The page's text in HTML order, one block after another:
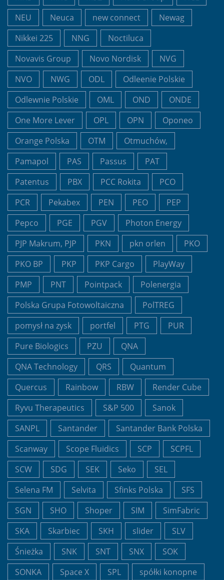
NEU
Neuca new connect
Newag
Nikkei 225
NNG
Noctiluca
Novavis Group
Novo Nordisk
NVG
NVO
NWG ODL
Odleenie Polskie
Odlewnie Polskie
OML OND
ONDE
One More Lever
OPL OPN
Oponeo
Orange Polska
OTM
Otmuchów,
Pamapol
PAS Passus
PAT
Patentus
PBX PCC Rokita
PCO
PCR
Pekabex PEN PEO
PEP
Pepco
PGE PGV
Photon Energy
PJP Makrum, PJP
PKN pkn orlen
PKO
PKO BP
PKP PKP Cargo
PlayWay
PMP
PNT Pointpack
Polenergia
Polska Grupa Fotowoltaiczna
PolTREG
pomysł na zysk
portfel PTG
PUR
Pure Biologics
PZU
QNA
QNA Technology
QRS
Quantum
Quercus
Rainbow RBW
Render Cube
Ryvu Therapeutics
S&P 500
Sanok
SANPL
Santander
Santander Bank Polska
Scanway
Scope Fluidics SCP
SCPFL
SCW
SDG SEK Seko
SEL
Selena FM
Selvita Sfinks Polska
SFS
SGN
SHO Shoper SIM
SimFabric
SKA
Skarbiec SKH slider
SLV
Śnieżka
SNK SNT SNX
SOK
SONKA
Space X SPL
spółki konopne